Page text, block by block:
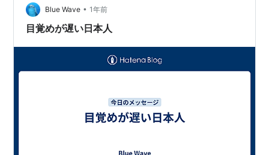
Blue Wave • 1年前
目覚めが遅い日本人